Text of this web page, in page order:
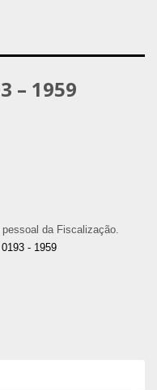
– 1959
da Fiscalização.
- 1959